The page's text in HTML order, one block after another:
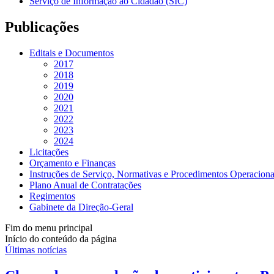
Publicações
Editais e Documentos
2017
2018
2019
2020
2021
2022
2023
2024
Licitações
Orçamento e Finanças
Instruções de Serviço, Normativas e Procedimentos
Plano Anual de Contratações
Regimentos
Gabinete da Direção-Geral
Fim do menu principal
Início do conteúdo da página
Últimas notícias